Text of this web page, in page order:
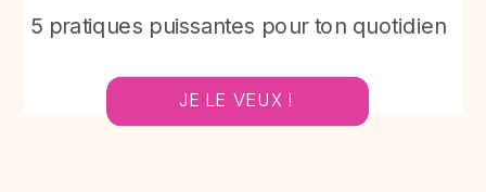
JE LE VEUX !
5 pratiques puissantes pour ton quotidien